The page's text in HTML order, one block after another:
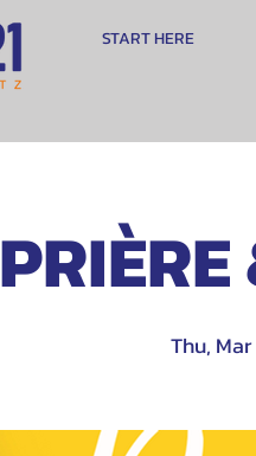
START HERE
Thu, Mar